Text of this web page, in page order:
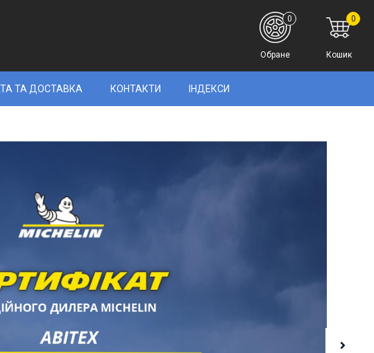
0
Кошик
0
Обране
ТА ДОСТАВКА КОНТАКТИ ІНДЕКСИ